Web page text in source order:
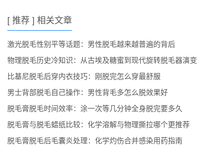
[ 推荐 ] 相关文章
激光脱毛性别平等话题：男性脱毛越来越普遍的背后
物理脱毛历史冷知识：从古埃及糖蜜到现代旋转脱毛器演变
比基尼脱毛后穿内衣技巧：刚脱完怎么穿最舒服
男士背部脱毛自己操作：男性背毛多怎么脱效果好
脱毛膏脱毛时间效率：涂一次等几分钟全身脱完要多久
脱毛膏与脱毛蜡纸比较：化学溶解与物理撕拉哪个更推荐
脱毛膏脱毛后毛囊炎处理：化学灼伤合并感染用药指南